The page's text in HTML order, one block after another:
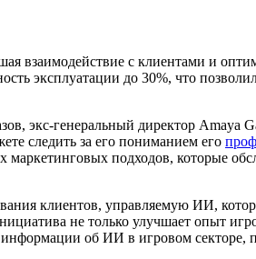
взаимодействие с клиентами и
эксплуатации до 30%, что
экс-генеральный директор Amaya
следить за его пониманием его
маркетинговых подходов, которые
клиентов, управляемую ИИ,
не только улучшает опыт
об ИИ в игровом секторе,